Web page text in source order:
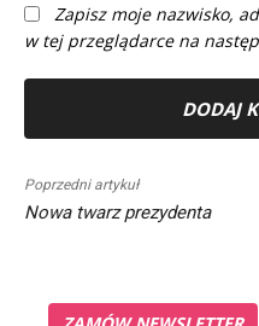
Zapisz moje nazwisko,
w tej przeglądarce na
Poprzedni artykuł
Nowa twarz prezydenta